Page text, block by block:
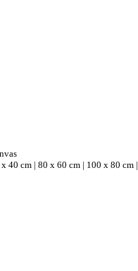
cm | 80 x 60 cm | 100 x 80 cm |